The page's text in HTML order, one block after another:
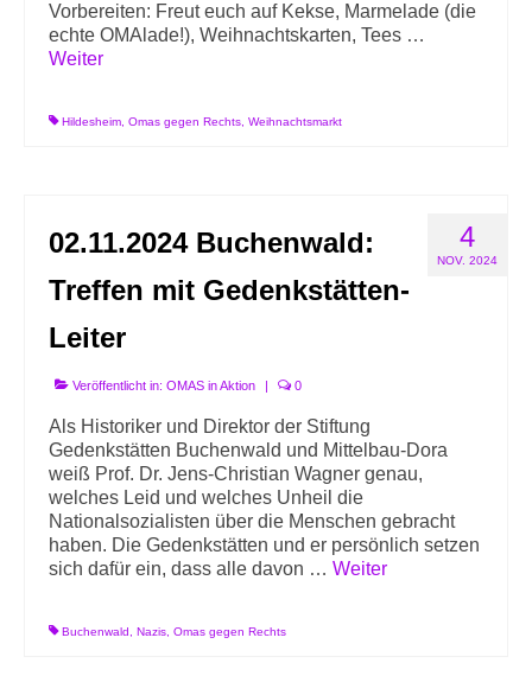
Vorbereiten: Freut euch auf Kekse, Marmelade (die
echte OMAlade!), Weihnachtskarten, Tees …
Weiter
Hildesheim Omas gegen Rechts Weihnachtsmarkt
4
NOV. 2024
02.11.2024 Buchenwald:
Treffen mit Gedenkstätten-
Leiter
Veröffentlicht in: OMAS in Aktion | 0
Als Historiker und Direktor der Stiftung
Gedenkstätten Buchenwald und Mittelbau-Dora
weiß Prof. Dr. Jens-Christian Wagner genau,
welches Leid und welches Unheil die
Nationalsozialisten über die Menschen gebracht
haben. Die Gedenkstätten und er persönlich setzen
sich dafür ein, dass alle davon … Weiter
Buchenwald Nazis Omas gegen Rechts